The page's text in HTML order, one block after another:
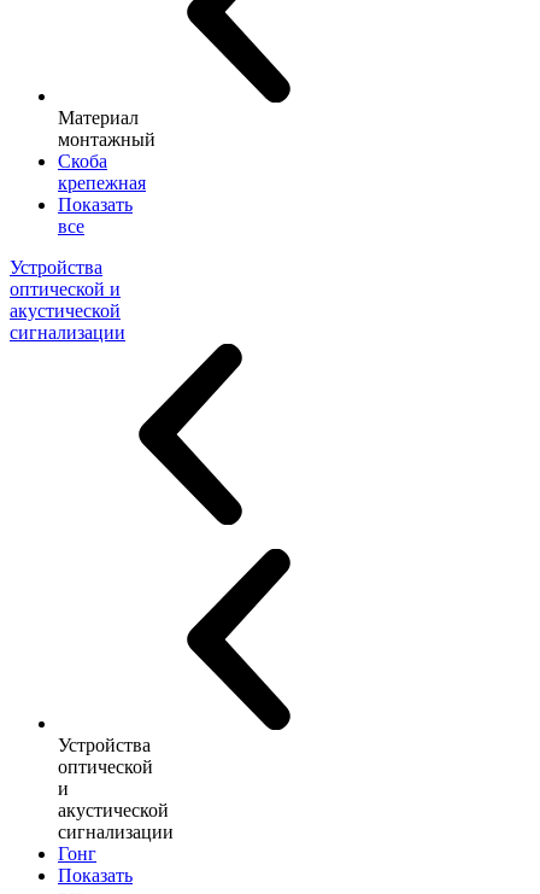
Материал
монтажный
Скоба
крепежная
Показать
все
Устройства
оптической и
акустической
сигнализации
Устройства
оптической
и
акустической
сигнализации
Гонг
Показать